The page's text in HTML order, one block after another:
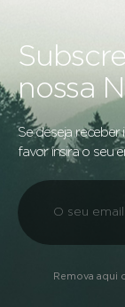
nossa
Se deseja receber
favor insira o seu
Remova aqui